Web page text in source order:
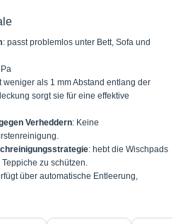
: passt problemlos unter Bett, Sofa und
weniger als 1 mm Abstand entlang der
sorgt sie für eine effektive
Verheddern: Keine
: hebt die Wischpads
zu schützen.
über automatische Entleerung,